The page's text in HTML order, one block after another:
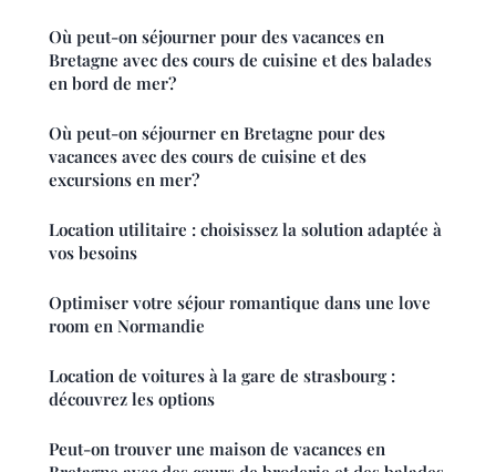
Où peut-on séjourner pour des vacances en
Bretagne avec des cours de cuisine et des balades
en bord de mer?
Où peut-on séjourner en Bretagne pour des
vacances avec des cours de cuisine et des
excursions en mer?
Location utilitaire : choisissez la solution adaptée à
vos besoins
Optimiser votre séjour romantique dans une love
room en Normandie
Location de voitures à la gare de strasbourg :
découvrez les options
Peut-on trouver une maison de vacances en